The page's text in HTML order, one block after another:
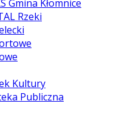
Gmina Kłomnice
Rzeki
Kultury
Publiczna